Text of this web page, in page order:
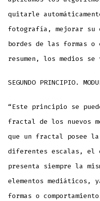
quitarle
fotografía, mejorar su
bordes de las formas o
resumen, los medios se
SEGUNDO PRINCIPIO.
“Este principio se
fractal de los nuevos
que un fractal posee la
diferentes escalas, el
presenta siempre la
elementos mediáticos,
formas o